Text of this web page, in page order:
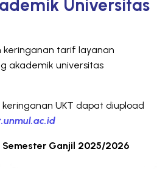
Universitas
keringanan tarif layanan
akademik universitas
UKT dapat diupload
Semester Ganjil 2025/2026